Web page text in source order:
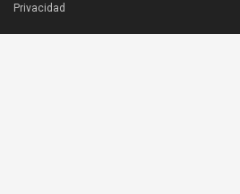
Privacidad